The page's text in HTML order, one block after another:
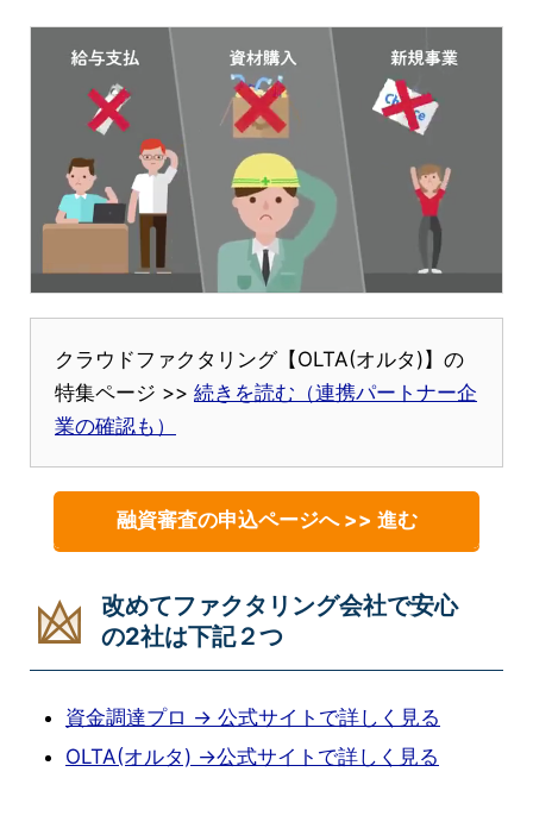
クラウドファクタリング【OLTA(オルタ)】の
特集ページ >> 続きを読む（連携パートナー企
業の確認も）
融資審査の申込ページへ >> 進む
改めてファクタリング会社で安心
の2社は下記２つ
資金調達プロ → 公式サイトで詳しく見る
OLTA(オルタ) →公式サイトで詳しく見る